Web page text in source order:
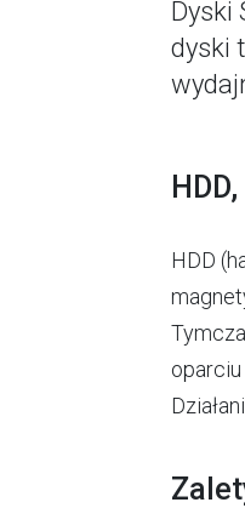
Dyski
dyski
HDD
oparciu